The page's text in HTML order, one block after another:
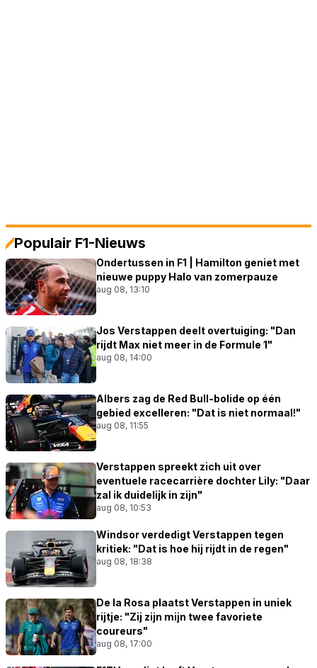
Populair F1-Nieuws
Ondertussen in F1 | Hamilton geniet met
nieuwe puppy Halo van zomerpauze
aug 08, 13:10
Jos Verstappen deelt overtuiging: "Dan
rijdt Max niet meer in de Formule 1"
aug 08, 14:00
Albers zag de Red Bull-bolide op één
gebied excelleren: "Dat is niet normaal!"
aug 08, 11:55
Verstappen spreekt zich uit over
eventuele racecarrière dochter Lily: "Daar
zal ik duidelijk in zijn"
aug 08, 10:53
Windsor verdedigt Verstappen tegen
kritiek: "Dat is hoe hij rijdt in de regen"
aug 08, 18:38
De la Rosa plaatst Verstappen in uniek
rijtje: "Zij zijn mijn twee favoriete
coureurs"
aug 08, 17:00